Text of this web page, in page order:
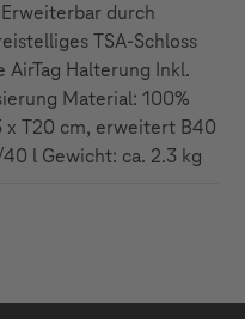
durch
TSA-Schloss
AirTag Halterung Inkl.
Material: 100%
x T20 cm, erweitert B40
l Gewicht: ca. 2.3 kg